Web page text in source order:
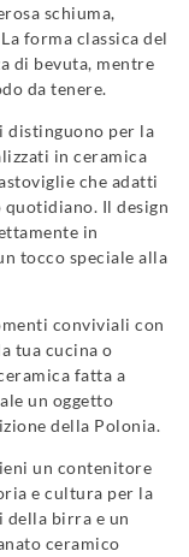
schiuma,
forma classica del
di bevuta, mentre
da tenere.
distinguono per la
in ceramica
che adatti
Il design
in
tocco speciale alla
conviviali con
tua cucina o
fatta a
un oggetto
della Polonia.
un contenitore
e cultura per la
della birra e un
ceramico